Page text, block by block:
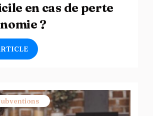
en cas de perte
?